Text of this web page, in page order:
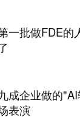
一批做FDE的
成企业做的
表演